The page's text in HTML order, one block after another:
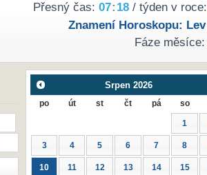
Přesný čas: 07: 18/ týden v roce:
Znamení Horoskopu: Lev
Fáze měsíce:
Srpen 2026
po út st čt pá so
1
3 4 5 6 7 8
10 11 12 13 14 15